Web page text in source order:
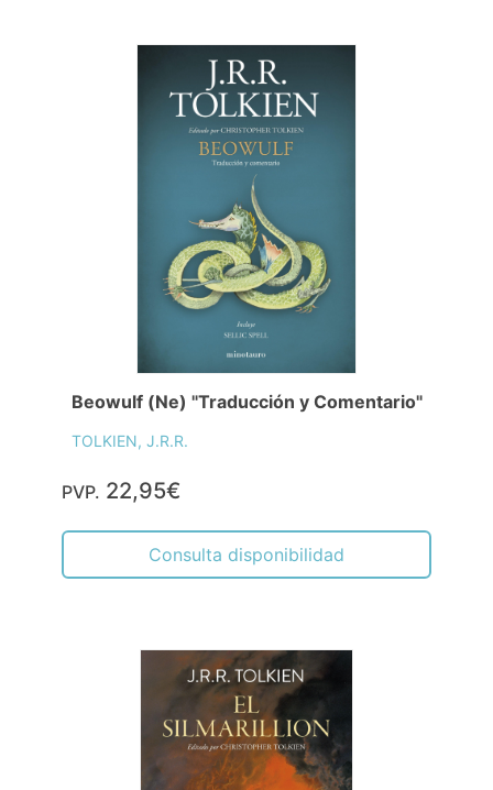
Beowulf (Ne) "Traducción y Comentario"
TOLKIEN, J.R.R.
PVP. 22,95€
Consulta disponibilidad